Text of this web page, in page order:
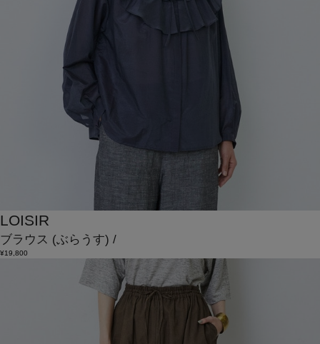
LOISIR
ブラウス (ぶらうす) /
¥19,800